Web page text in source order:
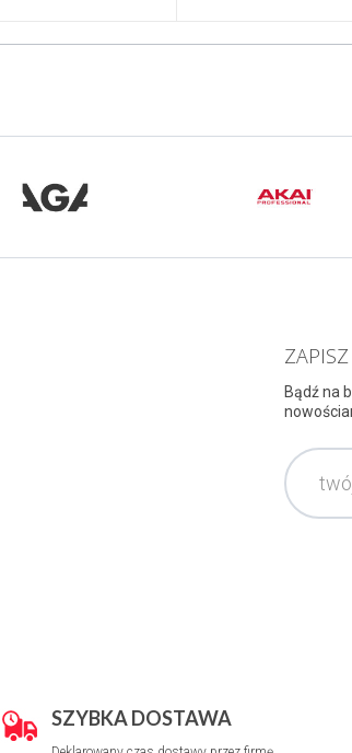
Bądź na
SZYBKA DOSTAWA